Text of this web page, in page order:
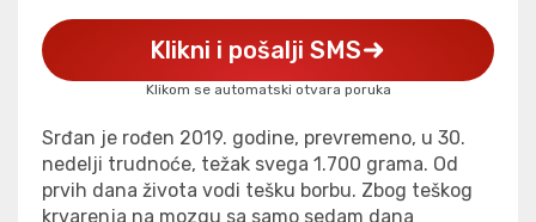
Klikni i pošalji SMS
Klikom se automatski otvara poruka
Srđan je rođen 2019. godine, prevremeno, u 30.
nedelji trudnoće, težak svega 1.700 grama. Od
prvih dana života vodi tešku borbu. Zbog teškog
krvarenja na mozgu sa samo sedam dana